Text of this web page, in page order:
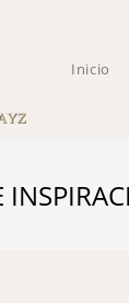
Inicio